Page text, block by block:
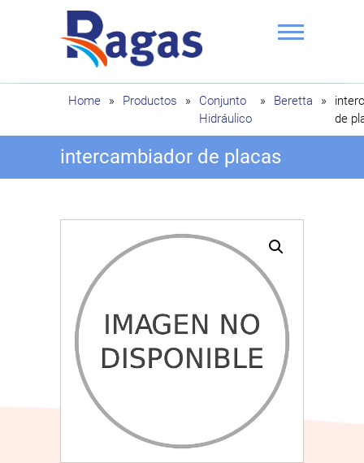
Ragas
Home » Productos »
Conjunto
Hidráulico
» Beretta »
de
intercambiador de placas